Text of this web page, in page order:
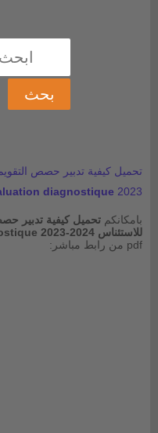
2023
diagnostique
بامكانكم تحميل كيفية تدبير
للاستئناس 2024-2023 gestion évaluation diagnostique
pdf من رابط مباشر: